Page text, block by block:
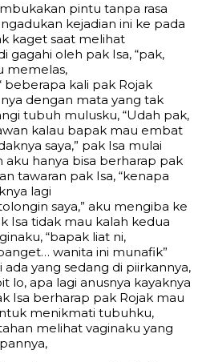
pintu tanpa rasa
kejadian ini ke pada
kaget saat melihat
gagahi oleh pak Isa, “pak,
memelas,
beberapa kali pak Rojak
dengan mata yang tak
tubuh mulusku, “Udah pak,
kalau bapak mau embat
saya,” pak Isa mulai
hanya bisa berharap pak
tawaran pak Isa, “kenapa
lagi
saya,” aku mengiba ke
Isa tidak mau kalah kedua
“bapak liat ni,
wanita ini munafik”
yang sedang di piirkannya,
lo, apa lagi anusnya kayaknya
Isa berharap pak Rojak mau
menikmati tubuhku,
melihat vaginaku yang